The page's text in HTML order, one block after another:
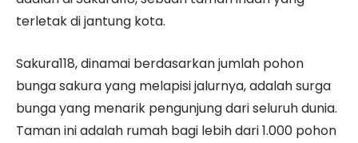
terletak di jantung kota.
Sakura118, dinamai berdasarkan jumlah pohon
bunga sakura yang melapisi jalurnya, adalah surga
bunga yang menarik pengunjung dari seluruh dunia.
Taman ini adalah rumah bagi lebih dari 1.000 pohon